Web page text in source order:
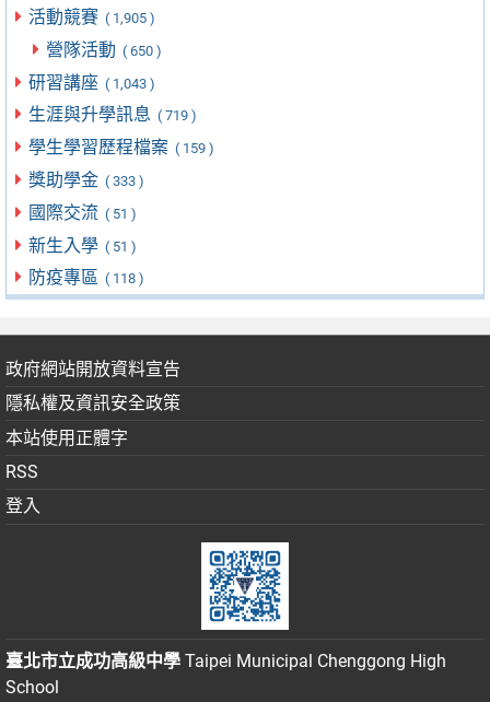
活動競賽 ( 1,905 )
營隊活動 ( 650 )
研習講座 ( 1,043 )
生涯與升學訊息 ( 719 )
學生學習歷程檔案 ( 159 )
獎助學金 ( 333 )
國際交流 ( 51 )
新生入學 ( 51 )
防疫專區 ( 118 )
政府網站開放資料宣告
隱私權及資訊安全政策
本站使用正體字
RSS
登入
臺北市立成功高級中學 Taipei Municipal Chenggong High
School